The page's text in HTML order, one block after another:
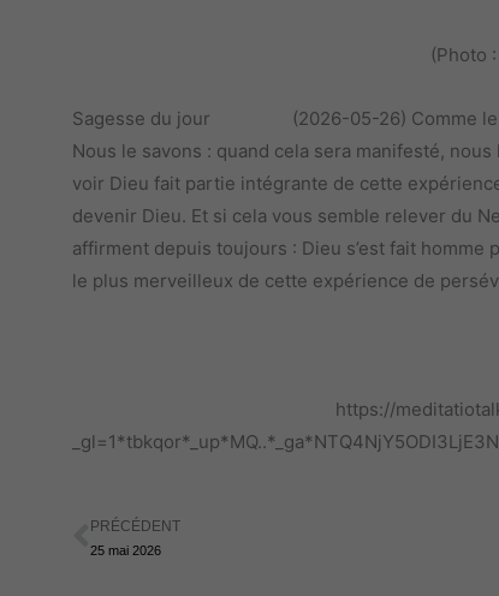
(Photo
Sagesse du jour (2026-05-26) Comme le
Nous le savons : quand cela sera manifesté,
voir Dieu fait partie intégrante de cette
devenir Dieu. Et si cela vous semble relever du
affirment depuis toujours : Dieu s’est fait homme
le plus merveilleux de cette expérience de
https://
Précédent
PRÉCÉDENT
25 mai 2026